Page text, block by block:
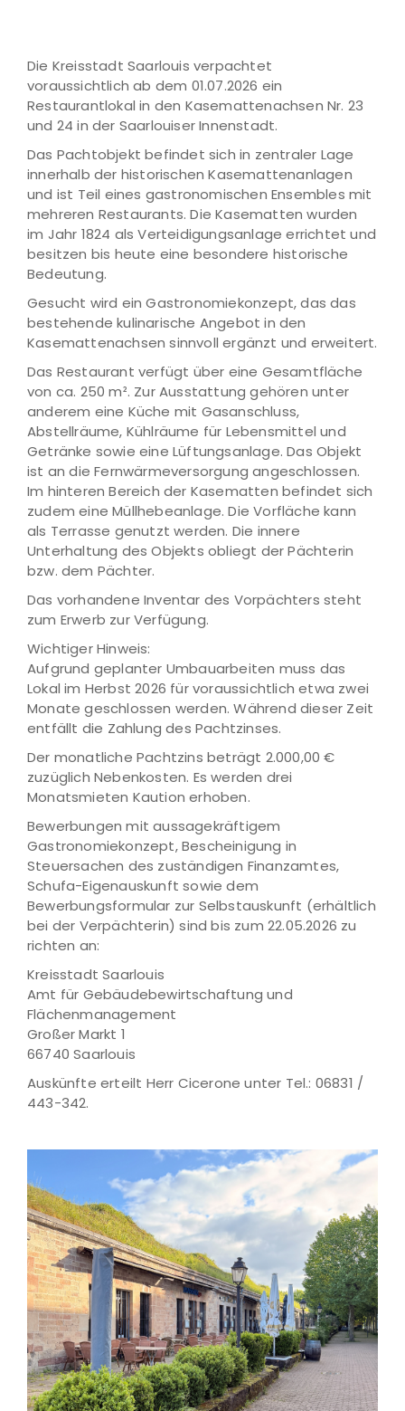
Die Kreisstadt Saarlouis verpachtet
voraussichtlich ab dem 01.07.2026 ein
Restaurantlokal in den Kasemattenachsen Nr. 23
und 24 in der Saarlouiser Innenstadt.
Das Pachtobjekt befindet sich in zentraler Lage
innerhalb der historischen Kasemattenanlagen
und ist Teil eines gastronomischen Ensembles mit
mehreren Restaurants. Die Kasematten wurden
im Jahr 1824 als Verteidigungsanlage errichtet und
besitzen bis heute eine besondere historische
Bedeutung.
Gesucht wird ein Gastronomiekonzept, das das
bestehende kulinarische Angebot in den
Kasemattenachsen sinnvoll ergänzt und erweitert.
Das Restaurant verfügt über eine Gesamtfläche
von ca. 250 m². Zur Ausstattung gehören unter
anderem eine Küche mit Gasanschluss,
Abstellräume, Kühlräume für Lebensmittel und
Getränke sowie eine Lüftungsanlage. Das Objekt
ist an die Fernwärmeversorgung angeschlossen.
Im hinteren Bereich der Kasematten befindet sich
zudem eine Müllhebeanlage. Die Vorfläche kann
als Terrasse genutzt werden. Die innere
Unterhaltung des Objekts obliegt der Pächterin
bzw. dem Pächter.
Das vorhandene Inventar des Vorpächters steht
zum Erwerb zur Verfügung.
Wichtiger Hinweis:
Aufgrund geplanter Umbauarbeiten muss das
Lokal im Herbst 2026 für voraussichtlich etwa zwei
Monate geschlossen werden. Während dieser Zeit
entfällt die Zahlung des Pachtzinses.
Der monatliche Pachtzins beträgt 2.000,00 €
zuzüglich Nebenkosten. Es werden drei
Monatsmieten Kaution erhoben.
Bewerbungen mit aussagekräftigem
Gastronomiekonzept, Bescheinigung in
Steuersachen des zuständigen Finanzamtes,
Schufa-Eigenauskunft sowie dem
Bewerbungsformular zur Selbstauskunft (erhältlich
bei der Verpächterin) sind bis zum 22.05.2026 zu
richten an:
Kreisstadt Saarlouis
Amt für Gebäudebewirtschaftung und
Flächenmanagement
Großer Markt 1
66740 Saarlouis
Auskünfte erteilt Herr Cicerone unter Tel.: 06831 /
443-342.